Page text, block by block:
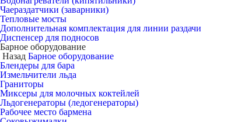
Чаераздатчики (заварники)
Тепловые мосты
Дополнительная комплектация для линии раздачи
Диспенсер для подносов
Барное оборудование
Назад Барное оборудование
Блендеры для бара
Измельчители льда
Граниторы
Миксеры для молочных коктейлей
Льдогенераторы (ледогенераторы)
Рабочее место бармена